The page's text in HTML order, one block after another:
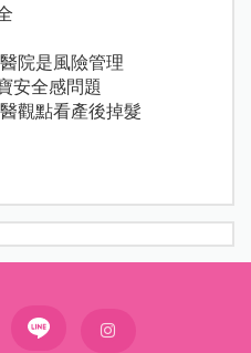
院是風險管理
安全感問題
觀點看產後掉髮